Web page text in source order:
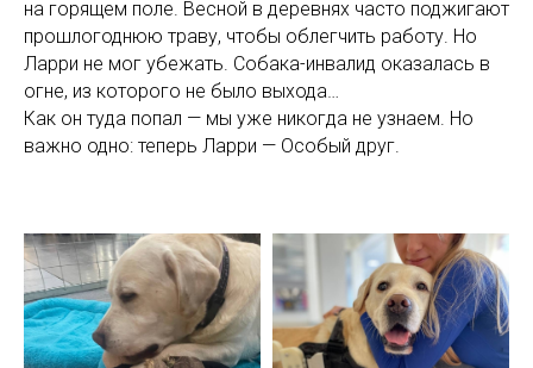
на горящем поле. Весной в деревнях часто поджигают
прошлогоднюю траву, чтобы облегчить работу. Но
Ларри не мог убежать. Собака-инвалид оказалась в
огне, из которого не было выхода…
Как он туда попал — мы уже никогда не узнаем. Но
важно одно: теперь Ларри — Особый друг.